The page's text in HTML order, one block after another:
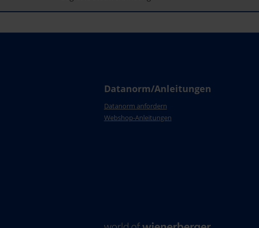
Datanorm/Anleitungen
Datanorm anfordern
Webshop-Anleitungen